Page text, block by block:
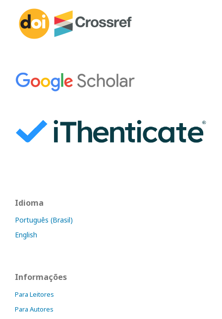
Idioma
Português (Brasil)
English
Informações
Para Leitores
Para Autores